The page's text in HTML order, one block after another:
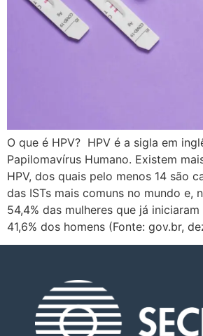
O que é HPV? HPV é a sigla em
Papilomavírus Humano. Existem
HPV, dos quais pelo menos 14 são
das ISTs mais comuns no mundo e,
54,4% das mulheres que já
41,6% dos homens (Fonte: gov.br,